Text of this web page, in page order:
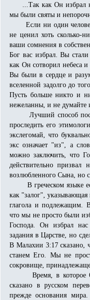
...Так как Он избрал
мы были святы и
Если ни один человек
не ценил хоть сколько-
ваши сомнения в
Бог вас избрал. Вы
как Он сотворил небеса
Вы были в сердце и
вселенной задолго до
Пусть больше никто и
нежеланны, и не думайте
Лучший способ
проследить его
экслегомай, что
экс означает "из", а
можно заключить, что
действительно призвал
возлюбленного Сына, но
В греческом языке
как "залог",
глагола и подлежащим.
что мы не просто были
Господа. Он избрал
задания в Царстве, но
В Малахии 3:17 сказано,
станем Его. Мы не
сокровище,
Время, в которое Он
сказано в русском
прежде основания